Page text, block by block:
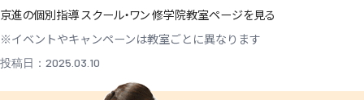
京進の個別指導 スクール・ワン 修学院教室ページを見る
※イベントやキャンペーンは教室ごとに異なります
投稿日：2025.03.10